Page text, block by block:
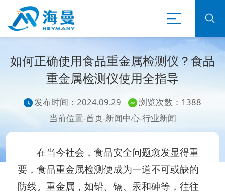
如何正确使用食品重金属检测仪？食品
重金属检测仪使用全指导
发布时间：2024.09.29
浏览次数：1388
当前位置-首页-新闻中心-行业新闻
在当今社会，食品安全问题愈发显得重
要，食品重金属检测便成为一道不可或缺的
防线。重金属，如铅、镉、汞和砷等，往往